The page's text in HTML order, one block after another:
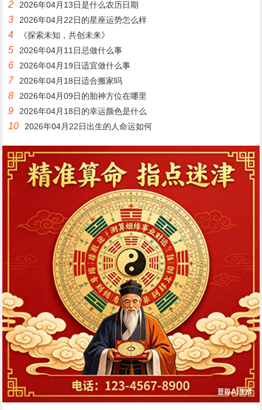
2 2026年04月13日是什么农历日期
3 2026年04月22日的星座运势怎么样
4 《探索未知，共创未来》
5 2026年04月11日忌做什么事
6 2026年04月19日适宜做什么事
7 2026年04月18日适合搬家吗
8 2026年04月09日的胎神方位在哪里
9 2026年04月18日的幸运颜色是什么
10 2026年04月22日出生的人命运如何